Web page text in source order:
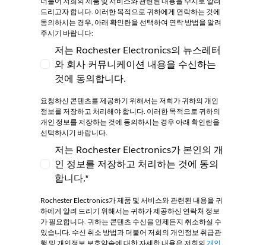
드리고자 합니다. 이러한 목적으로 귀하에게 연락하는 것에
동의하시는 경우, 아래 확인란을 선택하여 연락 방법을 알려
주시기 바랍니다:
저는 Rochester Electronics의 뉴스레터와 회사
저는 Rochester Electronics의 뉴스레터
와 회사 커뮤니케이션 내용을 수신하는
것에 동의합니다.
요청하신 콘텐츠를 제공하기 위해서는 저희가 귀하의 개인
정보를 저장하고 처리해야 합니다. 이러한 목적으로 귀하의
개인 정보를 저장하는 것에 동의하시는 경우 아래 확인란을
선택하시기 바랍니다.
저는 Rochester Electronics가 본인의 개인 정보
저는 Rochester Electronics가 본인의 개
인 정보를 저장하고 처리하는 것에 동의
합니다.*
Rochester Electronics가 제품 및 서비스와 관련된 내용을 귀
하에게 알려 드리기 위해서는 귀하가 제공하신 연락처 정보
가 필요합니다. 귀하는 콘텐츠 수신을 언제든지 취소하실 수
있습니다. 수신 취소 방법과 더불어 저희의 개인정보 취급관
행 및 개인정보 보호약속에 대한 자세한 내용은 저희의 개인